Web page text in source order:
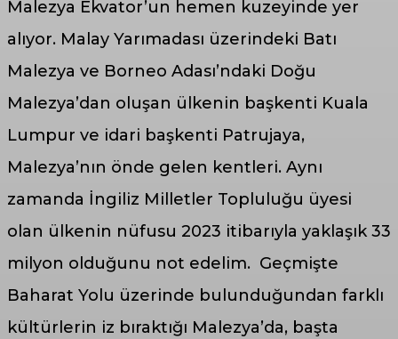
Malezya Ekvator’un hemen kuzeyinde yer
alıyor. Malay Yarımadası üzerindeki Batı
Malezya ve Borneo Adası’ndaki Doğu
Malezya’dan oluşan ülkenin başkenti Kuala
Lumpur ve idari başkenti Patrujaya,
Malezya’nın önde gelen kentleri. Aynı
zamanda İngiliz Milletler Topluluğu üyesi
olan ülkenin nüfusu 2023 itibarıyla yaklaşık 33
milyon olduğunu not edelim. Geçmişte
Baharat Yolu üzerinde bulunduğundan farklı
kültürlerin iz bıraktığı Malezya’da, başta